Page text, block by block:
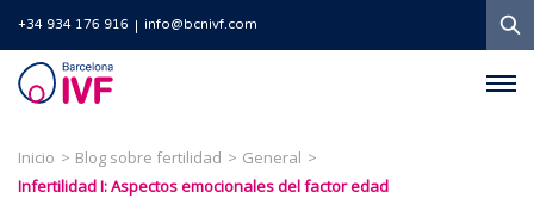
+34 934 176 916 info@bcnivf.com
Barcelona
IVF
Inicio Blog sobre fertilidad
General
Infertilidad I: Aspectos emocionales del factor edad